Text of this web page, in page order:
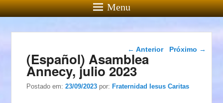
Menu
Navegação das
← Anterior Próximo →
(Español) Asamblea
Annecy, julio 2023
Postado em:23/09/2023 por:Fraternidad Iesus Caritas